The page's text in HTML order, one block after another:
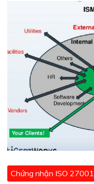
Chứng nhận ISO 27001